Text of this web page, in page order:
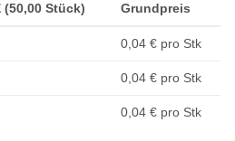
Stück) Grundpreis
0,04 € pro Stk
0,04 € pro Stk
0,04 € pro Stk